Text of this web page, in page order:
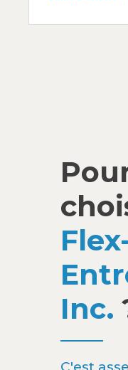
Inc.
C'est